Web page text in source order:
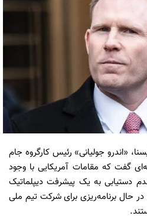
«اندرو جولیانی» رئیس کارگروه جام
گفت که مقامات آمریکایی با وجود
دستیابی به یک پیشرفت دیپلماتیک
در حال برنامه‌ریزی برای شرکت تیم ملی